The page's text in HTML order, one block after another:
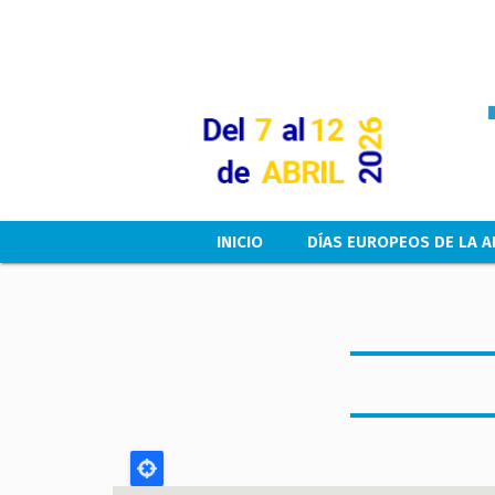
Main navigation
INICIO DÍAS EUROPEOS DE LA